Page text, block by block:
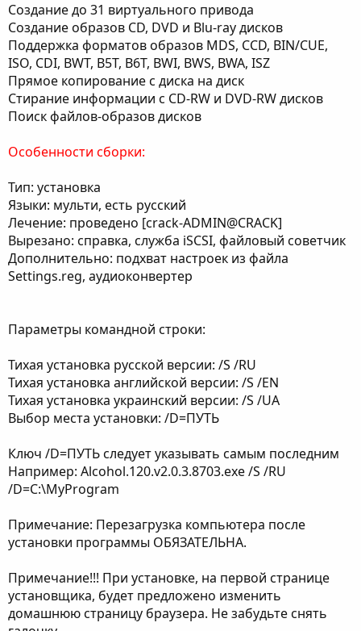
Создание до 31 виртуального привода
Создание образов CD, DVD и Blu-ray дисков
Поддержка форматов образов MDS, CCD, BIN/CUE,
ISO, CDI, BWT, B5T, B6T, BWI, BWS, BWA, ISZ
Прямое копирование с диска на диск
Стирание информации с CD-RW и DVD-RW дисков
Поиск файлов-образов дисков
Особенности сборки:
Тип: установка
Языки: мульти, есть русский
Лечение: проведено [crack-ADMIN@CRACK]
Вырезано: справка, служба iSCSI, файловый советчик
Дополнительно: подхват настроек из файла
Settings.reg, аудиоконвертер
Параметры командной строки:
Тихая установка русской версии: /S /RU
Тихая установка английской версии: /S /EN
Тихая установка украинский версии: /S /UA
Выбор места установки: /D=ПУТЬ
Ключ /D=ПУТЬ следует указывать самым последним
Например: Alcohol.120.v2.0.3.8703.exe /S /RU
/D=C:\MyProgram
Примечание: Перезагрузка компьютера после
установки программы ОБЯЗАТЕЛЬНА.
Примечание!!! При установке, на первой странице
установщика, будет предложено изменить
домашнюю страницу браузера. Не забудьте снять